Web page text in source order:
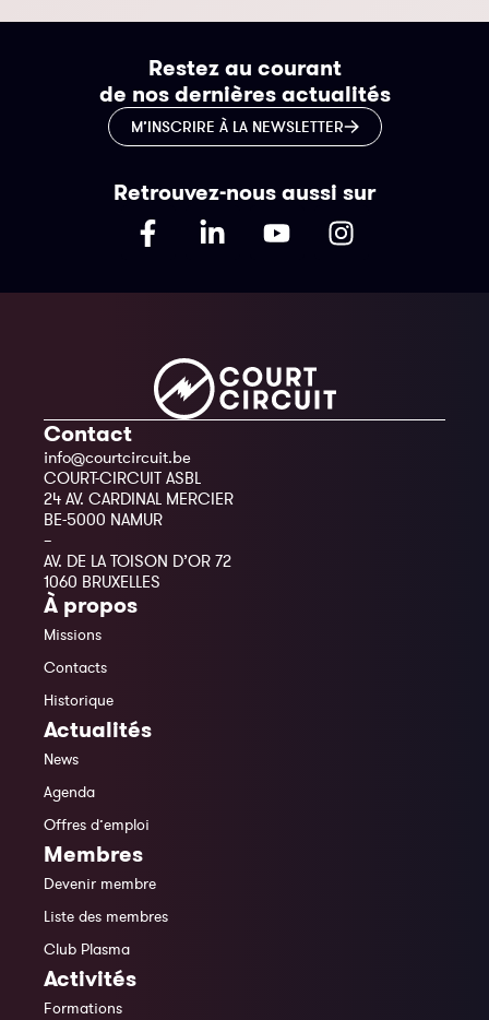
Restez au courant
de nos dernières actualités
M’INSCRIRE À LA NEWSLETTER
Retrouvez-nous aussi sur
Contact
info@courtcircuit.be
COURT-CIRCUIT ASBL
24 AV. CARDINAL MERCIER
BE-5000 NAMUR
–
AV. DE LA TOISON D’OR 72
1060 BRUXELLES
À propos
Missions
Contacts
Historique
Actualités
News
Agenda
Offres d’emploi
Membres
Devenir membre
Liste des membres
Club Plasma
Activités
Formations